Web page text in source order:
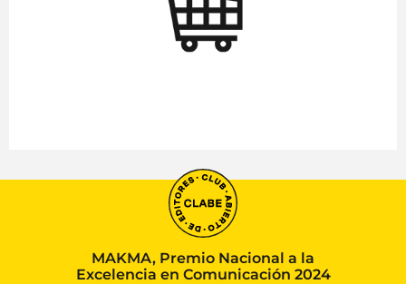
MAKMA, Premio Nacional a la
Excelencia en Comunicación 2024